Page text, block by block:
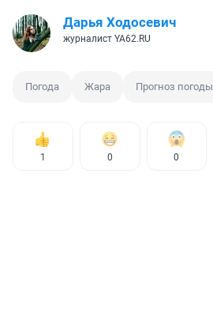
Дарья Ходосевич
журналист YA62.RU
Погода Жара Прогноз погоды
1 0 0